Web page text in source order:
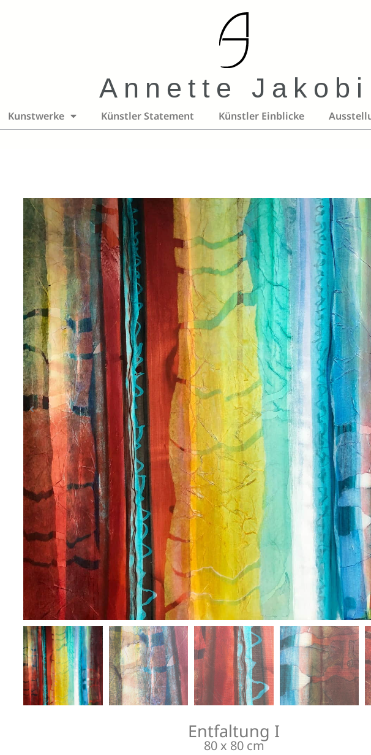
Annette Jakobi
Kunstwerke Künstler Statement Künstler Einblicke
Entfaltung I
80 x 80 cm